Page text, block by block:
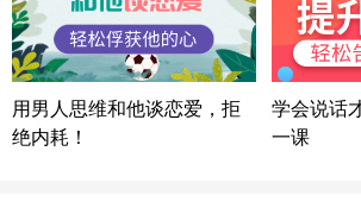
微信用户 困困魚? 通过此页面
方案
陕西-西安 139****6283
情感方案
浙江-宁波 150****8921
用男人思维和他谈恋爱，拒
绝内耗！
学会说话
一课